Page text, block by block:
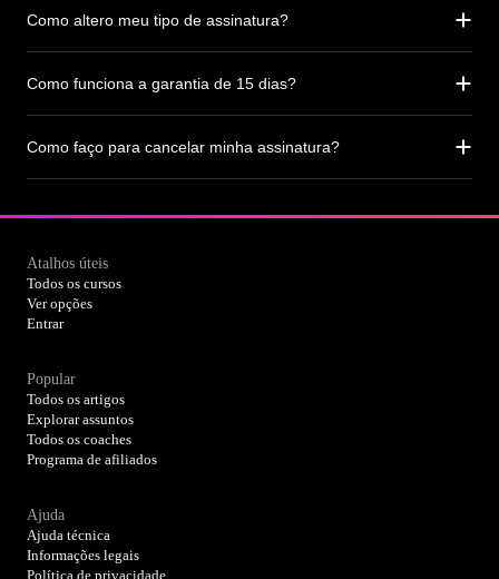
Como altero meu tipo de assinatura?
Como funciona a garantia de 15 dias?
Como faço para cancelar minha assinatura?
Atalhos úteis
Todos os cursos
Ver opções
Entrar
Popular
Todos os artigos
Explorar assuntos
Todos os coaches
Programa de afiliados
Ajuda
Ajuda técnica
Informações legais
Política de privacidade